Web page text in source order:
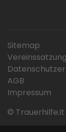
Sitemap
AGB
Impressum
©